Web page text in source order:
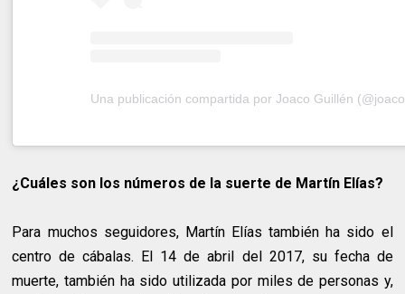
¿Cuáles son los números de la suerte de Martín Elías?
Para muchos seguidores, Martín Elías también ha sido el
centro de cábalas. El 14 de abril del 2017, su fecha de
muerte, también ha sido utilizada por miles de personas y,